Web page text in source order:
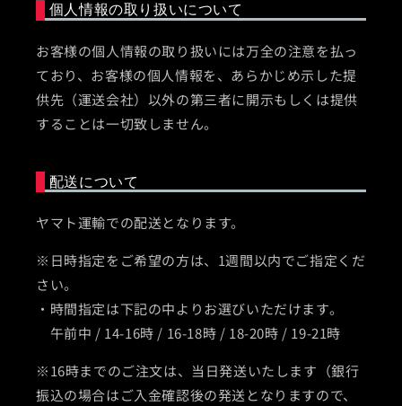
個人情報の取り扱いについて
お客様の個人情報の取り扱いには万全の注意を払っ
ており、お客様の個人情報を、あらかじめ示した提
供先（運送会社）以外の第三者に開示もしくは提供
することは一切致しません。
配送について
ヤマト運輸での配送となります。
※日時指定をご希望の方は、1週間以内でご指定くだ
さい。
・時間指定は下記の中よりお選びいただけます。
午前中 / 14-16時 / 16-18時 / 18-20時 / 19-21時
※16時までのご注文は、当日発送いたします（銀行
振込の場合はご入金確認後の発送となりますので、